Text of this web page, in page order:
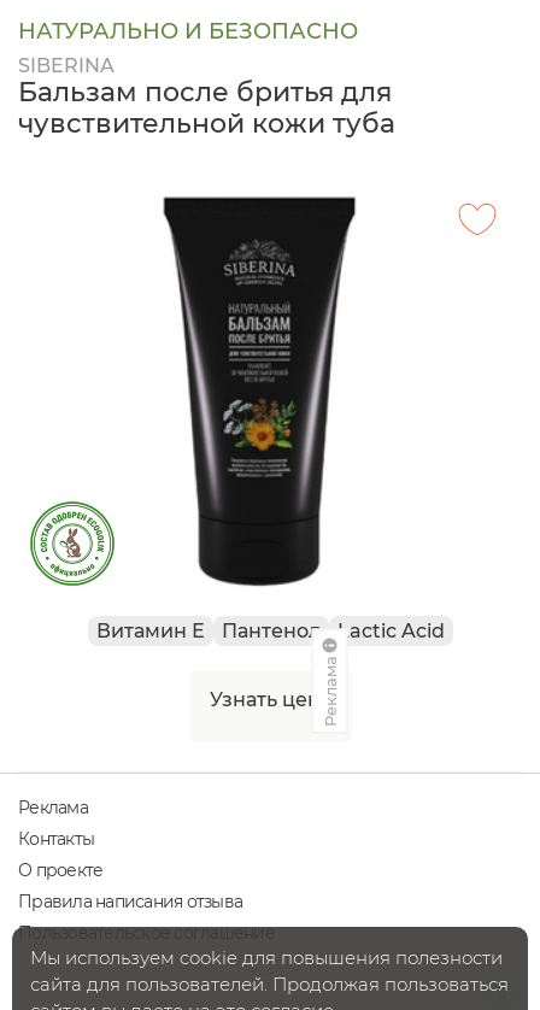
НАТУРАЛЬНО И БЕЗОПАСНО
SIBERINA
Бальзам после бритья для
чувствительной кожи туба
Витамин Е Пантенол Lactic Acid
Узнать ценуРеклама
Реклама
Контакты
О проекте
Правила написания отзыва
Пользовательское соглашение
Мы используем cookie для повышения полезности
сайта для пользователей. Продолжая пользоваться